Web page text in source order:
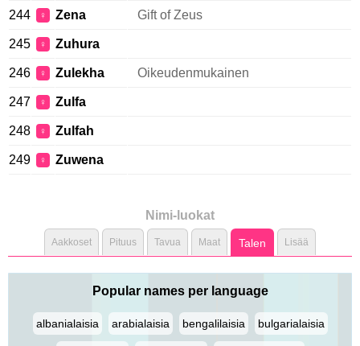
244 ♀ Zena Gift of Zeus
245 ♀ Zuhura
246 ♀ Zulekha Oikeudenmukainen
247 ♀ Zulfa
248 ♀ Zulfah
249 ♀ Zuwena
Nimi-luokat
Aakkoset Pituus Tavua Maat Talen Lisää
Popular names per language
albanialaisia arabialaisia bengalilaisia bulgarialaisia